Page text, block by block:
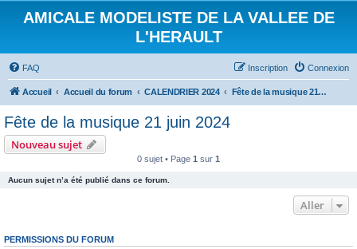
AMICALE MODELISTE DE LA VALLEE DE
L'HERAULT
FAQ Connexion
Inscription
Accueil Accueil du forum CALENDRIER 2024 Fête de la musique 21 juin 2024
Fête de la musique 21 juin 2024
Nouveau sujet
0 sujet • Page 1 sur 1
Aucun sujet n’a été publié dans ce forum.
Aller
PERMISSIONS DU FORUM